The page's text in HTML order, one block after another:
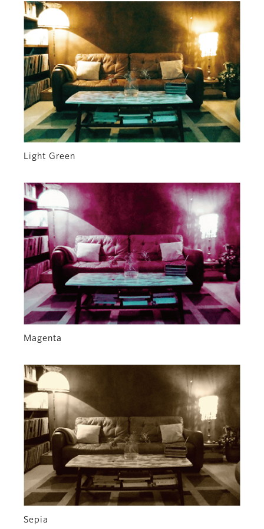
Light Green
Magenta
Sepia